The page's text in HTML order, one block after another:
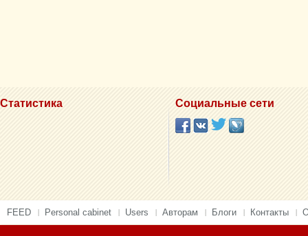
Статистика Социальные сети
FEED Personal cabinet Users Авторам Блоги Контакты